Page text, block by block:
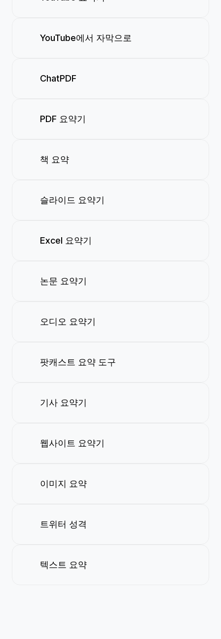
YouTube에서 자막으로
ChatPDF
PDF 요약기
책 요약
슬라이드 요약기
Excel 요약기
논문 요약기
오디오 요약기
팟캐스트 요약 도구
기사 요약기
웹사이트 요약기
이미지 요약
트위터 성격
텍스트 요약